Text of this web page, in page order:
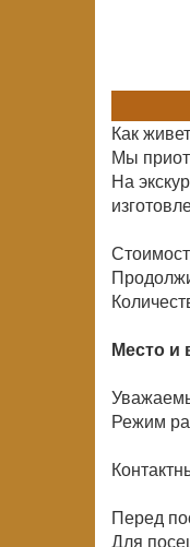
Как
Мы
На
Место и
Режим
Перед
Для